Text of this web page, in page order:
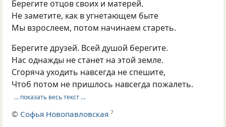
Берегите отцов своих и матерей.
Не заметите, как в угнетающем быте
Мы взрослеем, потом начинаем стареть.
Берегите друзей. Всей душой берегите.
Нас однажды не станет на этой земле.
Сгоряча уходить навсегда не спешите,
Чтоб потом не пришлось навсегда пожалеть.
… показать весь текст …
© Софья Новопавловская 7